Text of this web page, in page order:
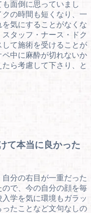
面倒に思っていまし
の時間も短くなり、一
気にすることがなくな
タッフ・ナース・ドク
て施術を受けることが
中に麻酔が切れないか
ら考慮して下さり、と
て本当に良かった
分の右目が一重だった
で、今の自分の顔を毎
学を気に環境もガラッ
たことなど文句なしの